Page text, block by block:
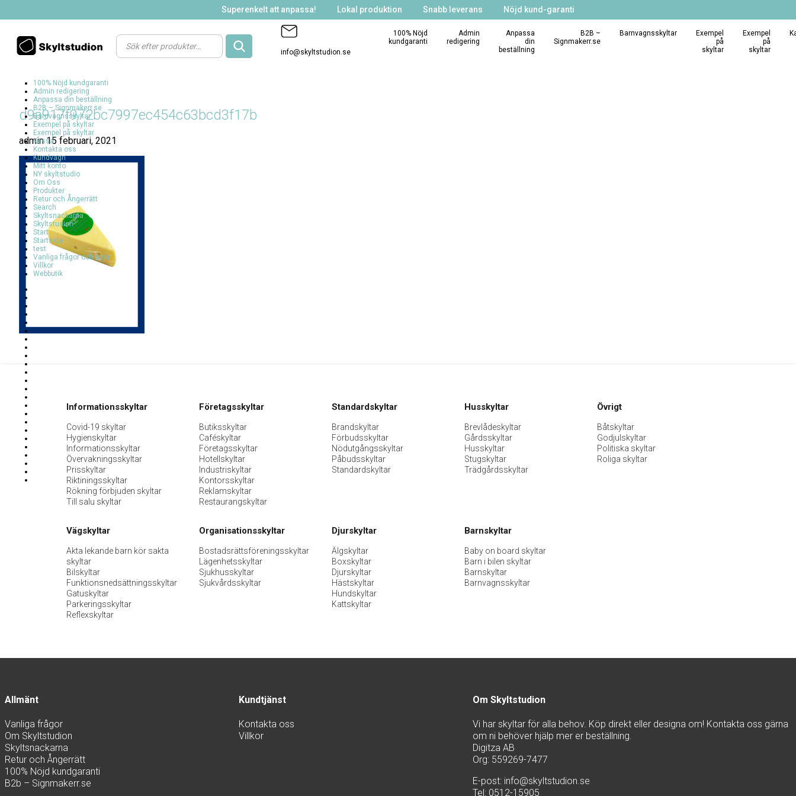
Superenkelt att anpassa! Lokal produktion Snabb leverans Nöjd kund-garanti
Products
search
info@skyltstudion.se
100% Nöjd
kundgaranti
Admin
redigering
Anpassa
din
beställning
B2B –
Signmakerr.se
Barnvagnsskyltar
Exempel
på
skyltar
Exempel
på
skyltar
100% Nöjd kundgaranti
Admin redigering
Anpassa din beställning
B2B – Signmakerr.se
Barnvagnsskyltar
Exempel på skyltar
Exempel på skyltar
Kassa
Kontakta oss
Kundvagn
Mitt konto
NY skyltstudio
Om Oss
Produkter
Retur och Ångerrätt
Search
Skyltsnackarna
Skyltstudion
Start
Startsida
test
Vanliga frågor och svar
Villkor
Webbutik
d9a917f972bc7997ec454c63bcd3f17b
admin 15 februari, 2021
Informationsskyltar
Covid-19 skyltar
Hygienskyltar
Informationsskyltar
Övervakningsskyltar
Prisskyltar
Riktiningsskyltar
Rökning förbjuden skyltar
Till salu skyltar
Företagsskyltar
Butiksskyltar
Caféskyltar
Företagsskyltar
Hotellskyltar
Industriskyltar
Kontorsskyltar
Reklamskyltar
Restaurangskyltar
Standardskyltar
Brandskyltar
Förbudsskyltar
Nödutgångsskyltar
Påbudsskyltar
Standardskyltar
Husskyltar
Brevlådeskyltar
Gårdsskyltar
Husskyltar
Stugskyltar
Trädgårdsskyltar
Övrigt
Båtskyltar
Godjulskyltar
Politiska skyltar
Roliga skyltar
Vägskyltar
Akta lekande barn kör sakta
skyltar
Bilskyltar
Funktionsnedsättningsskyltar
Gatuskyltar
Parkeringsskyltar
Reflexskyltar
Organisationsskyltar
Bostadsrättsföreningsskyltar
Lägenhetsskyltar
Sjukhusskyltar
Sjukvårdsskyltar
Djurskyltar
Älgskyltar
Boxskyltar
Djurskyltar
Hästskyltar
Hundskyltar
Kattskyltar
Barnskyltar
Baby on board skyltar
Barn i bilen skyltar
Barnskyltar
Barnvagnsskyltar
Allmänt
Vanliga frågor
Om Skyltstudion
Skyltsnackarna
Retur och Ångerrätt
100% Nöjd kundgaranti
B2b – Signmakerr.se
Kundtjänst
Kontakta oss
Villkor
Om Skyltstudion
Vi har skyltar för alla behov. Köp direkt eller designa om! Kontakta oss gärna
om ni behöver hjälp mer er beställning.
Digitza AB
Org: 559269-7477
E-post: info@skyltstudion.se
Tel: 0512-15905